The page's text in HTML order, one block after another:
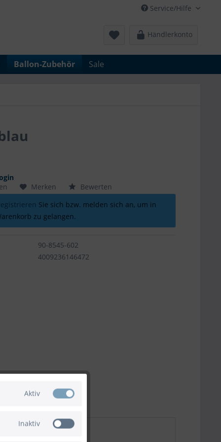
Service/Hilfe
Händlerkonto
Ballon-Zubehör Sale
Merken
Bewerten
Sie sich bzw. melden sich an, um in
zu gelangen.
90-8545-602
4009236146472
Aktiv
Inaktiv